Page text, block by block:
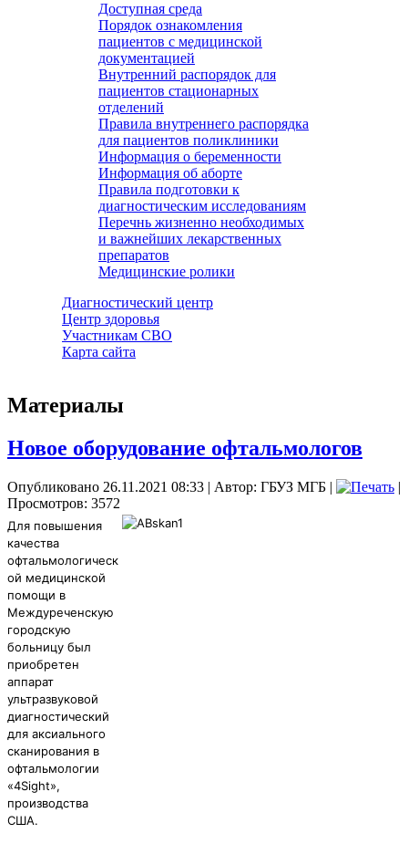
Доступная среда
Порядок ознакомления
пациентов с медицинской
документацией
Внутренний распорядок для
пациентов стационарных
отделений
Правила внутреннего распорядка
для пациентов поликлиники
Информация о беременности
Информация об аборте
Правила подготовки к
диагностическим исследованиям
Перечнь жизненно необходимых
и важнейших лекарственных
препаратов
Медицинские ролики
Диагностический центр
Центр здоровья
Участникам СВО
Карта сайта
Материалы
Новое оборудование офтальмологов
Опубликовано 26.11.2021 08:33 | Автор: ГБУЗ МГБ |
|
Просмотров: 3572
Для повышения
качества
офтальмологическ
ой медицинской
помощи в
Междуреченскую
городскую
больницу был
приобретен
аппарат
ультразвуковой
диагностический
для аксиального
сканирования в
офтальмологии
«4Sight»,
производства
США.